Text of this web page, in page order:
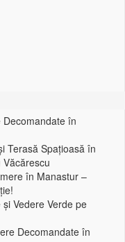
în
Terasă Spațioasă în
în Manastur –
Vedere Verde pe
Decomandate în